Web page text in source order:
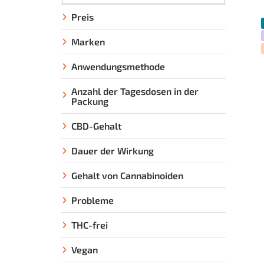
Preis
Marken
Anwendungsmethode
Anzahl der Tagesdosen in der
Packung
CBD-Gehalt
Dauer der Wirkung
Gehalt von Cannabinoiden
Probleme
THC-frei
Vegan
i